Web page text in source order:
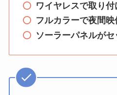
ワイヤレスで取り
フルカラーで夜間
ソーラーパネルが